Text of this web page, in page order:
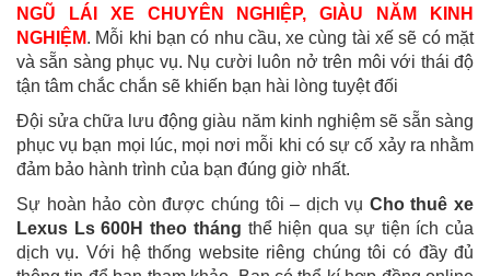
NGŨ LÁI XE CHUYÊN NGHIỆP, GIÀU NĂM KINH
NGHIỆM. Mỗi khi bạn có nhu cầu, xe cùng tài xế sẽ có mặt
và sẵn sàng phục vụ. Nụ cười luôn nở trên môi với thái độ
tận tâm chắc chắn sẽ khiến bạn hài lòng tuyệt đối
Đội sửa chữa lưu động giàu năm kinh nghiệm sẽ sẵn sàng
phục vụ bạn mọi lúc, mọi nơi mỗi khi có sự cố xảy ra nhằm
đảm bảo hành trình của bạn đúng giờ nhất.
Sự hoàn hảo còn được chúng tôi – dịch vụ Cho thuê xe
Lexus Ls 600H theo tháng thể hiện qua sự tiện ích của
dịch vụ. Với hệ thống website riêng chúng tôi có đầy đủ